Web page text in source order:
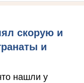
скорую и
и
нашли у